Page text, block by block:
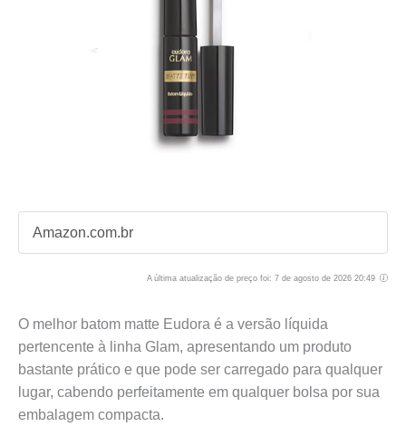
Amazon.com.br
A última atualização de preço foi: 7 de agosto de 2026 20:49
O melhor batom matte Eudora é a versão líquida
pertencente à linha Glam, apresentando um produto
bastante prático e que pode ser carregado para qualquer
lugar, cabendo perfeitamente em qualquer bolsa por sua
embalagem compacta.